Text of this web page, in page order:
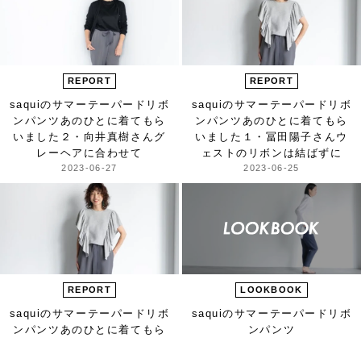
REPORT
saquiのサマーテーパードリボ
ンパンツ あのひとに着てもら
いました ２・向井真樹さん グ
レーヘアに合わせて
2023-06-27
REPORT
saquiのサマーテーパードリボ
ンパンツ あのひとに着てもら
いました １・冨田陽子さん ウ
ェストのリボンは結ばずに
2023-06-25
REPORT
saquiのサマーテーパードリボ
ンパンツ あのひとに着てもら
LOOKBOOK
saquiのサマーテーパード リボ
ンパンツ